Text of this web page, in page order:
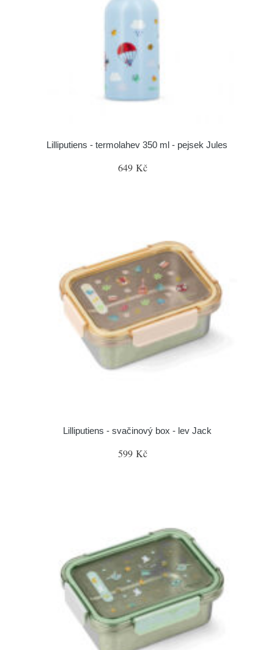
Lilliputiens - termolahev 350 ml - pejsek Jules
649 Kč
Lilliputiens - svačinový box - lev Jack
599 Kč